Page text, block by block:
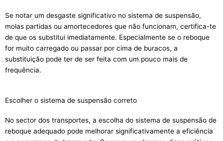
Se notar um desgaste significativo no sistema de suspensão,
molas partidas ou amortecedores que não funcionam, certifica-te
de que os substitui imediatamente. Especialmente se o reboque
for muito carregado ou passar por cima de buracos, a
substituição pode ter de ser feita com um pouco mais de
frequência.
Escolher o sistema de suspensão correto
No sector dos transportes, a escolha do sistema de suspensão de
reboque adequado pode melhorar significativamente a eficiência